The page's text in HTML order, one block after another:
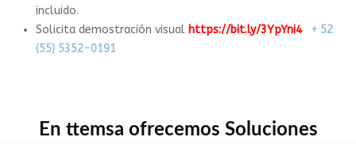
incluido.
Solicita demostración visual https://bit.ly/3YpYni4
+ 52
(55) 5352-0191
En ttemsa ofrecemos Soluciones